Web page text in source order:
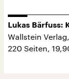
Lukas Bärfuss:
Wallstein
220 Seiten,